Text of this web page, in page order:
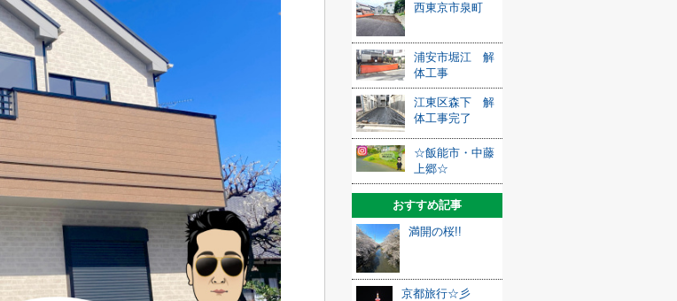
西東京市泉町
浦安市堀江 解
体工事
江東区森下 解
体工事完了
☆飯能市・中藤
上郷☆
おすすめ記事
満開の桜!!
京都旅行☆彡